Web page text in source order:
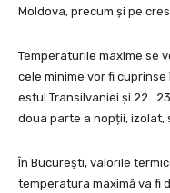
Moldova, precum și pe
Temperaturile maxime se
cele minime vor fi
estul Transilvaniei și
doua parte a nopții, izolat,
În București, valorile
temperatura maximă va fi